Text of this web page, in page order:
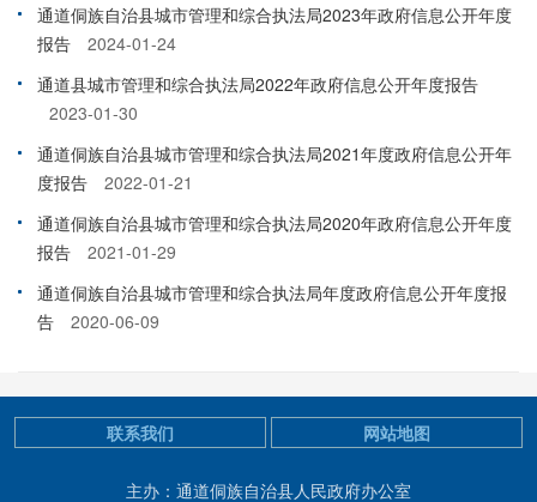
通道侗族自治县城市管理和综合执法局2023年政府信息公开年度
报告
2024-01-24
通道县城市管理和综合执法局2022年政府信息公开年度报告
2023-01-30
通道侗族自治县城市管理和综合执法局2021年度政府信息公开年
度报告
2022-01-21
通道侗族自治县城市管理和综合执法局2020年政府信息公开年度
报告
2021-01-29
通道侗族自治县城市管理和综合执法局年度政府信息公开年度报
告
2020-06-09
主办：通道侗族自治县人民政府办公室
联系我们 网站地图